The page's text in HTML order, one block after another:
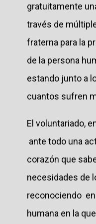
gratuitamente
través de
fraterna para la
de la persona
estando junto a
cuantos sufren
El voluntariado,
ante todo una
corazón que
necesidades de
reconociendo
humana en la